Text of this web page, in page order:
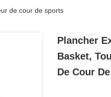
de cour de sports
Plancher
Basket,
De Cour